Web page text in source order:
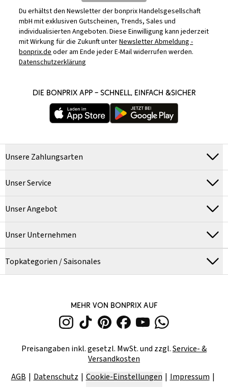
Du erhältst den Newsletter der bonprix Handelsgesellschaft
mbH mit exklusiven Gutscheinen, Trends, Sales und
individualisierten Angeboten. Diese Einwilligung kann jederzeit
mit Wirkung für die Zukunft unterNewsletter Abmeldung -
bonprix.deoder am Ende jeder E-Mail widerrufen werden.
Datenschutzerklärung
DIE BONPRIX APP – SCHNELL, EINFACH &SICHER
Unsere Zahlungsarten
Unser Service
Unser Angebot
Unser Unternehmen
Topkategorien / Saisonales
MEHR VON BONPRIX AUF
Preisangaben inkl. gesetzl. MwSt. und zzgl.Service- &
Versandkosten
AGB
Datenschutz Cookie-Einstellungen
Impressum